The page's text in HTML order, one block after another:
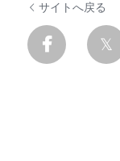
サイトへ戻る